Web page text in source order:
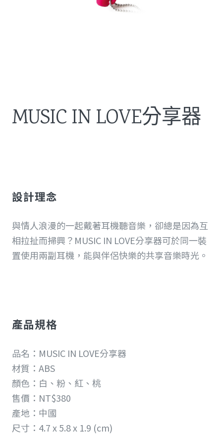
MUSIC IN LOVE分享器
設計理念
與情人浪漫的一起戴著耳機聽音樂，卻總是因為互
相拉扯而掃興？MUSIC IN LOVE分享器可於同一裝
置使用兩副耳機，能與伴侶快樂的共享音樂時光。
產品規格
品名：MUSIC IN LOVE分享器
材質：ABS
顏色：白、粉、紅、桃
售價：NT$380
產地：中國
尺寸：4.7 x 5.8 x 1.9 (cm)